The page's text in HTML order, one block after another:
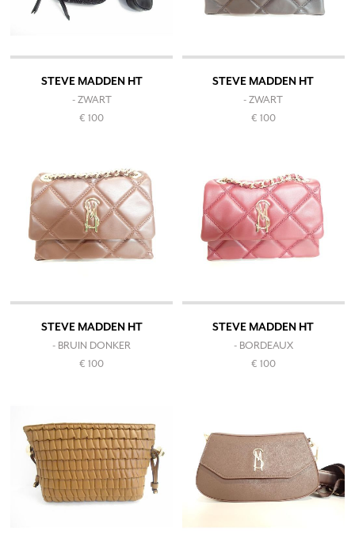
STEVE MADDEN HT
- ZWART
€ 100
STEVE MADDEN HT
- ZWART
€ 100
STEVE MADDEN HT
- BRUIN DONKER
€ 100
STEVE MADDEN HT
- BORDEAUX
€ 100